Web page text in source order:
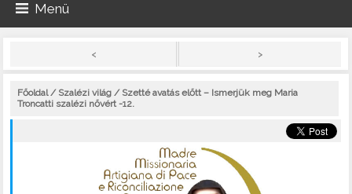
Menü
< >
Főoldal/ Szalézi világ / Szetté avatás előtt – Ismerjük meg Maria
Troncatti szalézi nővért -12.